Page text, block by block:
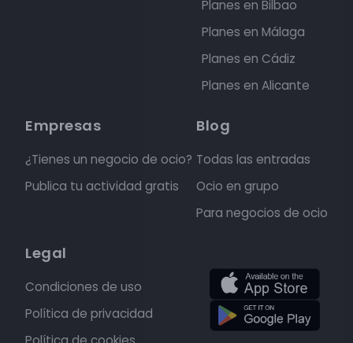
Planes en Bilbao
Planes en Málaga
Planes en Cádiz
Planes en Alicante
Empresas
¿Tienes un negocio de ocio?
Publica tu actividad gratis
Blog
Todas las entradas
Ocio en grupo
Para negocios de ocio
Legal
Condiciones de uso
Política de privacidad